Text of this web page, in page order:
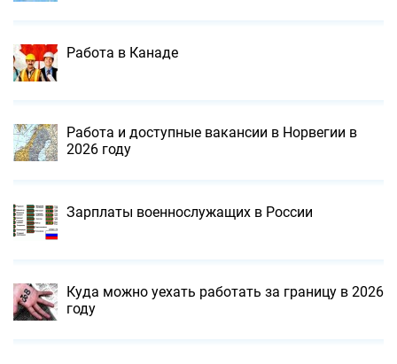
Работа в Канаде
Работа и доступные вакансии в Норвегии в
2026 году
Зарплаты военнослужащих в России
Куда можно уехать работать за границу в 2026
году